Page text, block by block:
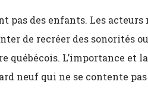
pas des enfants. Les
de recréer des sonorités
québécois. L’importance
neuf qui ne se contente